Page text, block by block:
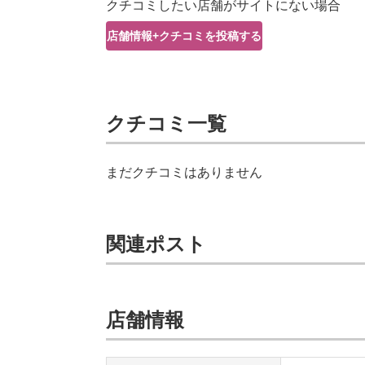
クチコミしたい店舗がサイトにない場合
店舗情報+クチコミを投稿する
クチコミ一覧
まだクチコミはありません
関連ポスト
店舗情報